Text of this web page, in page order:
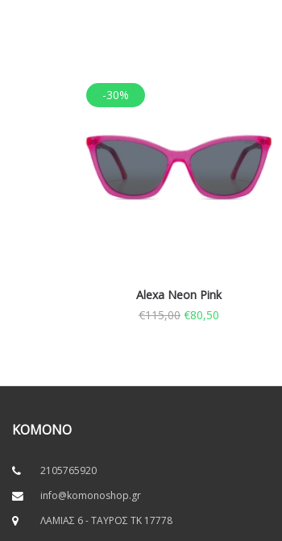
-30%
Alexa Neon Pink
€115,00 €80,50
KOMONO
2105765920
info@komonoshop.gr
ΛΑΜΙΑΣ 6 - ΤΑΥΡΟΣ TK 17778